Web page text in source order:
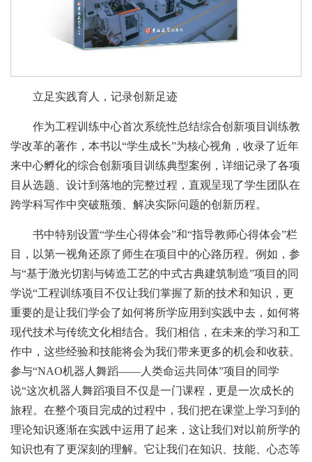
立足实践育人，记录创新足迹
作为工程训练中心首次系统性总结综合创新项目训练教
学改革的著作，本书以“学生成长”为核心视角，收录了近年
来中心孵化的综合创新项目训练典型案例，详细记录了各项
目从选题、设计到落地的完整过程，直观呈现了学生团队在
跨学科写作中突破瓶颈、解决实际问题的创新历程。
书中特别设置“学生心得体会”和“指导教师心得体会”栏
目，以第一视角还原了师生在项目中的心路历程。例如，参
与“基于激光切割与铸造工艺的中式古典建筑制造”项目的同
学说“工程训练项目不仅让我们掌握了新的技术和知识，更
重要的是让我们学会了如何将所学应用到实践中去，如何将
现代技术与传统文化相结合。我们相信，在未来的学习和工
作中，这些经验和技能将会为我们带来更多的机会和收获。
参与“NAO机器人舞蹈——人类命运共同体”项目的同学
说“这次机器人舞蹈项目不仅是一门课程，更是一次成长的
旅程。在整个项目完成的过程中，我们把在课堂上学习到的
理论知识逐渐在实践中运用了起来，这让我们对以前所学的
知识也有了更深刻的理解。它让我们在知识、技能、心态等